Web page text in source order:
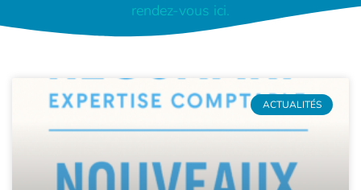
rendez-vous ici.
ACTUALITÉS